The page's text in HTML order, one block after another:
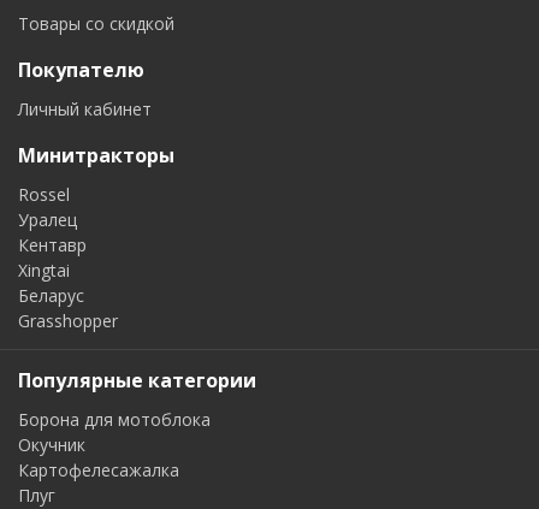
Товары со скидкой
Покупателю
Личный кабинет
Минитракторы
Rossel
Уралец
Кентавр
Xingtai
Беларус
Grasshopper
Популярные категории
Борона для мотоблока
Окучник
Картофелесажалка
Плуг